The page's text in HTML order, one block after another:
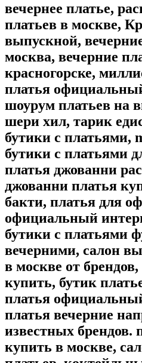
вечернее платье,
платьев в москве,
выпускной,
москва, вечерние
красногорске,
платья
шоурум платьев на
шери хил, тарик
бутики с платьями,
бутики с платьями
платья джованни
джованни платья
бакти, платья для
официальный
бутики с платьями
вечерними, салон
в москве от
купить, бутик
платья
платья вечерние
известных брендов.
купить в москве,